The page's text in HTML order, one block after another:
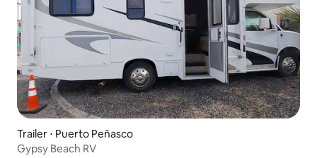
Trailer ⋅ Puerto Peñasco
Gypsy Beach RV